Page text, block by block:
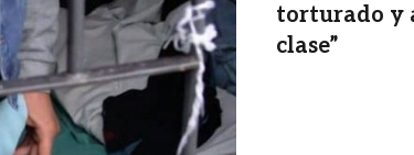
torturado y
clase”